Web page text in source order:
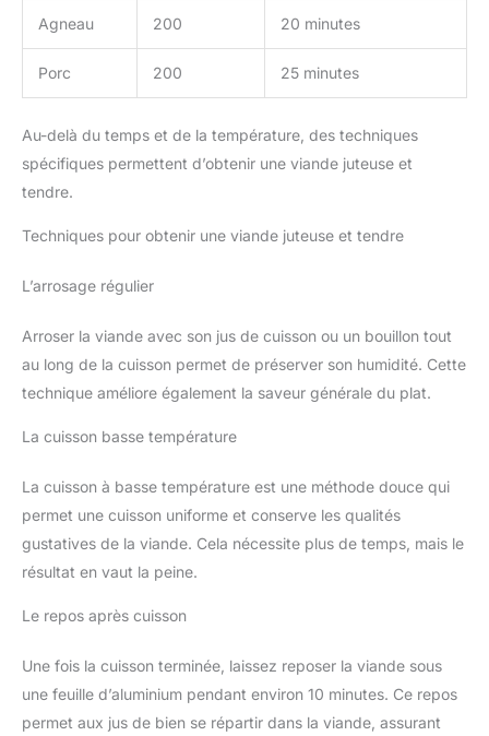
Agneau 200 20 minutes
Porc 200 25 minutes
Au-delà du temps et de la température, des techniques
spécifiques permettent d’obtenir une viande juteuse et
tendre.
Techniques pour obtenir une viande juteuse et tendre
L’arrosage régulier
Arroser la viande avec son jus de cuisson ou un bouillon tout
au long de la cuisson permet de préserver son humidité. Cette
technique améliore également la saveur générale du plat.
La cuisson basse température
La cuisson à basse température est une méthode douce qui
permet une cuisson uniforme et conserve les qualités
gustatives de la viande. Cela nécessite plus de temps, mais le
résultat en vaut la peine.
Le repos après cuisson
Une fois la cuisson terminée, laissez reposer la viande sous
une feuille d’aluminium pendant environ 10 minutes. Ce repos
permet aux jus de bien se répartir dans la viande, assurant